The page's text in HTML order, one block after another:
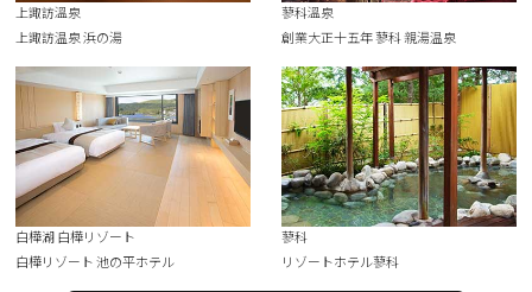
上諏訪溫泉
上諏訪温泉 浜の湯
蓼科溫泉
創業大正十五年 蓼科 親湯温泉
白樺湖 白樺リゾート
白樺リゾート 池の平ホテル
蓼科
リゾートホテル蓼科